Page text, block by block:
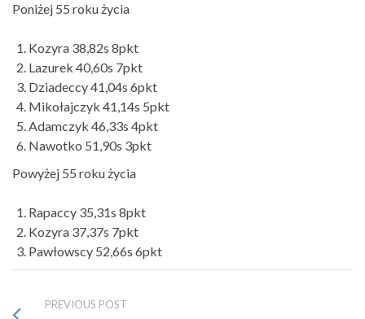
Poniżej 55 roku życia
Kozyra 38,82s 8pkt
Lazurek 40,60s 7pkt
Dziadeccy 41,04s 6pkt
Mikołajczyk 41,14s 5pkt
Adamczyk 46,33s 4pkt
Nawotko 51,90s 3pkt
Powyżej 55 roku życia
Rapaccy 35,31s 8pkt
Kozyra 37,37s 7pkt
Pawłowscy 52,66s 6pkt
PREVIOUS POST